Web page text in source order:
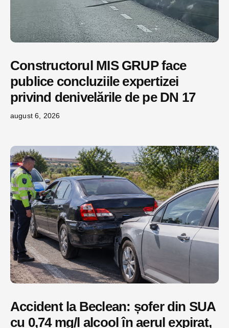
Constructorul MIS GRUP face
publice concluziile expertizei
privind denivelările de pe DN 17
august 6, 2026
Accident la Beclean: șofer din SUA
cu 0,74 mg/l alcool în aerul expirat,